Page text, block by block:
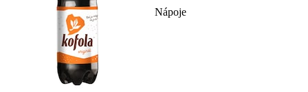
Nápoje